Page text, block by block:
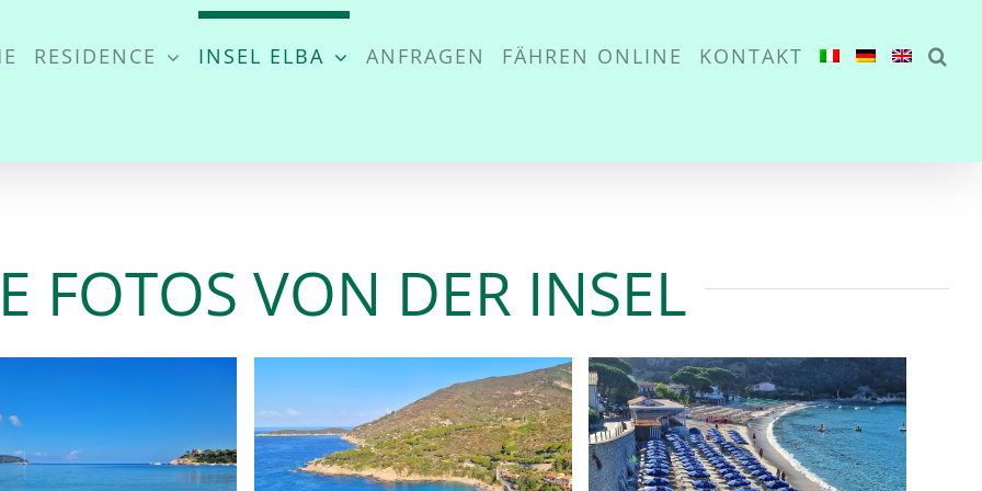
RESIDENCE INSEL ELBA ANFRAGEN FÄHREN ONLINE KONTAKT
Residence Al Barcoco Insel Elba
FOTOS VON DER INSEL